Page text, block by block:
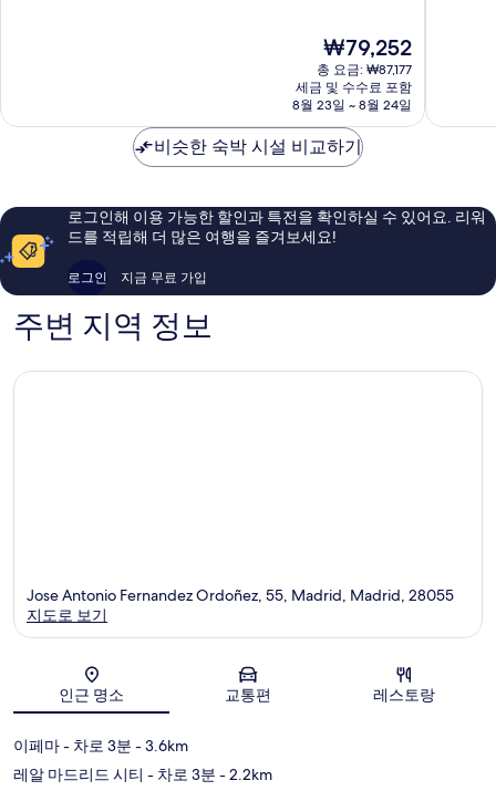
고
용
기
1,113
현
재
요
금
₩79,252
₩79,252
총 요금: ₩87,177
세금 및 수수료 포함
8월 23일 ~ 8월 24일
스
우
요,
이
비슷한 숙박 시설 비교하기
로그인해 이용 가능한 할인과 특전을 확인하실 수 있어요. 리워
드를 적립해 더 많은 여행을 즐겨보세요!
로그인 지금 무료 가입
주변 지역 정보
지도
Jose Antonio Fernandez Ordoñez, 55, Madrid, Madrid, 28055
지도로 보기
인근 명소 교통편 레스토랑
이페마- 차로 3분 - 3.6km
레알 마드리드 시티 - 차로 3분 - 2.2km